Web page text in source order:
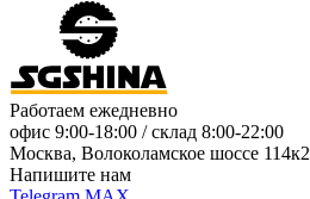
Работаем ежедневно
офис 9:00-18:00 / склад 8:00-22:00
Москва, Волоколамское шоссе 114к2
Напишите нам